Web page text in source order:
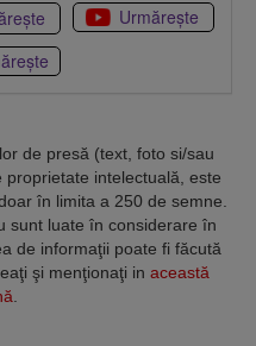
Urmărește
de presă (text, foto si/sau
intelectuală, este
în limita a 250 de semne.
sunt luate în considerare în
de informaţii poate fi făcută
şi menţionaţi in această